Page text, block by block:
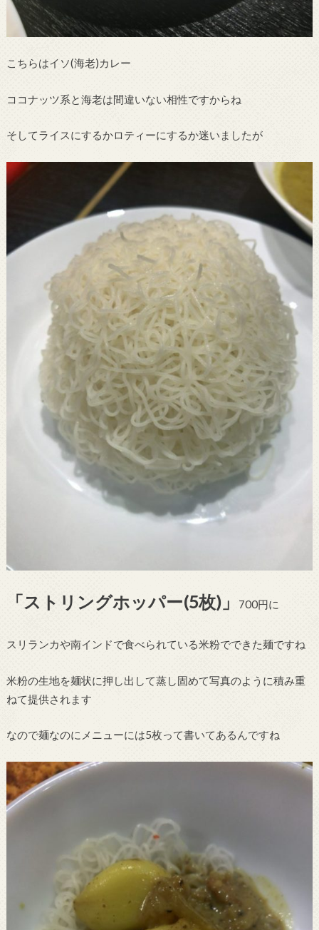
こちらはイソ(海老)カレー
ココナッツ系と海老は間違いない相性ですからね
そしてライスにするかロティーにするか迷いましたが
「ストリングホッパー(5枚)」 700円に
スリランカや南インドで食べられている米粉でできた麺ですね
米粉の生地を麺状に押し出して蒸し固めて写真のように積み重
ねて提供されます
なので麺なのにメニューには5枚って書いてあるんですね